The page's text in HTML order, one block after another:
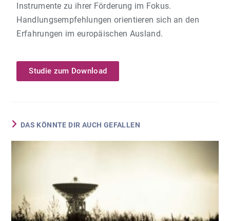
Instrumente zu ihrer Förderung im Fokus.
Handlungsempfehlungen orientieren sich an den
Erfahrungen im europäischen Ausland.
Studie zum Download
DAS KÖNNTE DIR AUCH GEFALLEN